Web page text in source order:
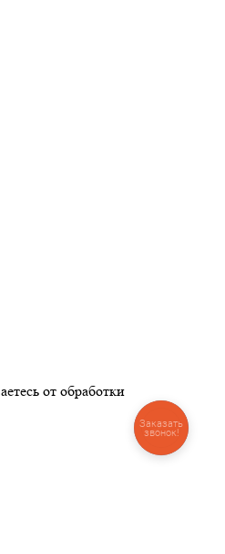
от обработки
Заказать
звонок!